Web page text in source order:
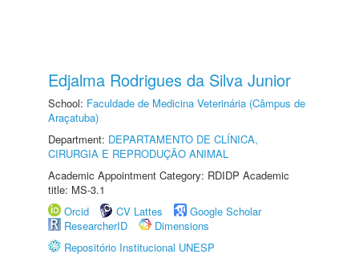
Edjalma Rodrigues da Silva Junior
School: Faculdade de Medicina Veterinária (Câmpus de
Araçatuba)
Department: DEPARTAMENTO DE CLÍNICA,
CIRURGIA E REPRODUÇÃO ANIMAL
Academic Appointment Category: RDIDP Academic
title: MS-3.1
Orcid
CV Lattes
Google Scholar
ResearcherID
Dimensions
Repositório Institucional UNESP